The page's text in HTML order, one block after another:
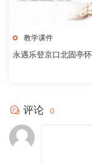
教学课件
永遇乐登京口北固亭
评论 0